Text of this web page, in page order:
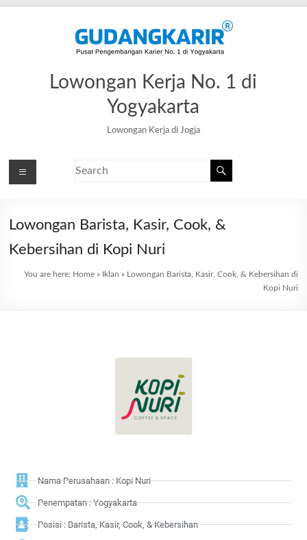
Lowongan Kerja No. 1 di
Yogyakarta
Lowongan Kerja di Jogja
Lowongan Barista, Kasir, Cook, &
Kebersihan di Kopi Nuri
You are here: Home» Iklan » Lowongan Barista, Kasir, Cook, & Kebersihan di
Kopi Nuri
Nama Perusahaan : Kopi Nuri
Penempatan : Yogyakarta
Posisi : Barista, Kasir, Cook, & Kebersihan